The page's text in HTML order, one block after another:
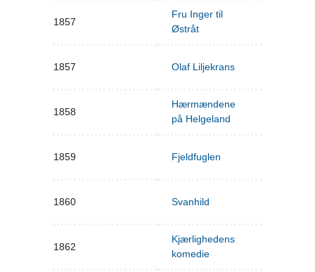
1857
Fru Inger til
Østråt
1857 Olaf Liljekrans
1858
Hærmændene
på Helgeland
1859 Fjeldfuglen
1860 Svanhild
1862
Kjærlighedens
komedie